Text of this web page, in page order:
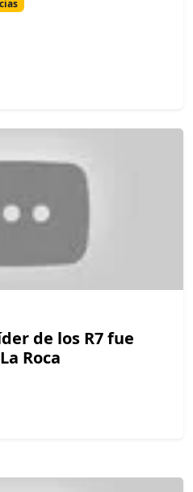
de los R7 fue
Roca